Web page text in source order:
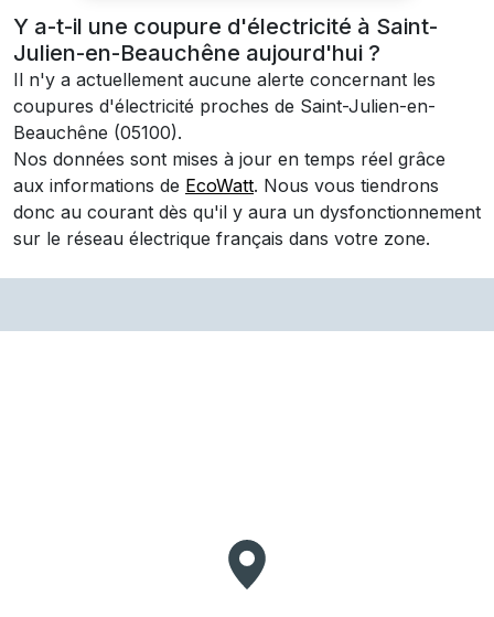
Y a-t-il une coupure d'électricité à Saint-
Julien-en-Beauchêne aujourd'hui ?
Il n'y a actuellement aucune alerte concernant les
coupures d'électricité proches de Saint-Julien-en-
Beauchêne (05100).
Nos données sont mises à jour en temps réel grâce
aux informations de EcoWatt. Nous vous tiendrons
donc au courant dès qu'il y aura un dysfonctionnement
sur le réseau électrique français dans votre zone.